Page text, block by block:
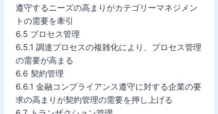
遵守するニーズの高まりがカテゴリーマネジメン
トの需要を牽引
6.5 プロセス管理
6.5.1 調達プロセスの複雑化により、プロセス管理
の需要が高まる
6.6 契約管理
6.6.1 金融コンプライアンス遵守に対する企業の要
求の高まりが契約管理の需要を押し上げる